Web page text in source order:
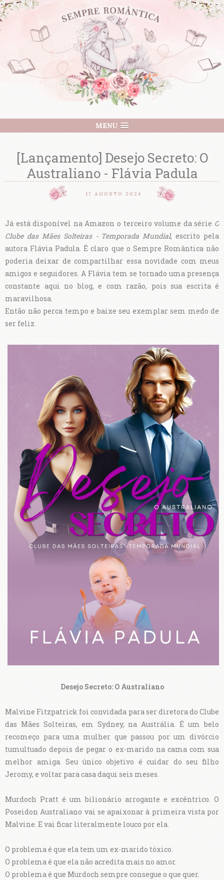
MENU
[Lançamento] Desejo Secreto: O
Australiano - Flávia Padula
17 AGOSTO 2024
Já está disponível na Amazon o terceiro volume da série O
Clube das Mães Solteiras - Temporada Mundial, escrito pela
autora Flávia Padula. É claro que o Sempre Romântica não
poderia deixar de compartilhar essa novidade com meus
amigos e seguidores. A Flávia tem se tornado uma presença
constante aqui no blog, e com razão, pois sua escrita é
maravilhosa.
Então não perca tempo e baixe seu exemplar sem medo de
ser feliz.
Desejo Secreto: O Australiano
Malvine Fitzpatrick foi convidada para ser diretora do Clube
das Mães Solteiras, em Sydney, na Austrália. É um belo
recomeço para uma mulher que passou por um divórcio
tumultuado depois de pegar o ex-marido na cama com sua
melhor amiga. Seu único objetivo é cuidar do seu filho
Jeromy, e voltar para casa daqui seis meses.
Murdoch Pratt é um bilionário arrogante e excêntrico. O
Poseidon Australiano vai se apaixonar à primeira vista por
Malvine. E vai ficar literalmente louco por ela.
O problema é que ela tem um ex-marido tóxico.
O problema é que ela não acredita mais no amor.
O problema é que Murdoch sempre consegue o que quer.